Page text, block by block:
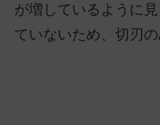
が増しているように
ていないため、切刃